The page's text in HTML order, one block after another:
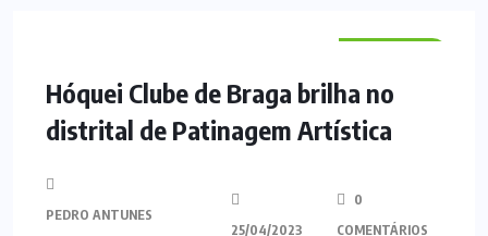
Hóquei Clube de Braga brilha no
distrital de Patinagem Artística
PEDRO ANTUNES
25/04/2023
0
COMENTÁRIOS